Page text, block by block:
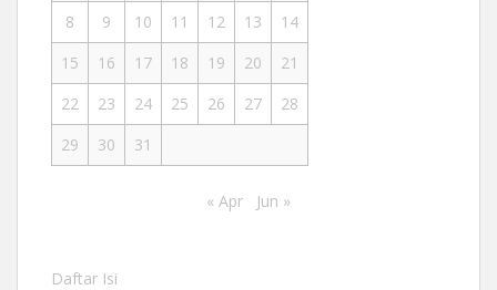
8
9 10 11 12 13
14
15
16 17 18 19 20
21
22
23 24 25 26 27
28
29
30 31
« Apr Jun »
Daftar Isi